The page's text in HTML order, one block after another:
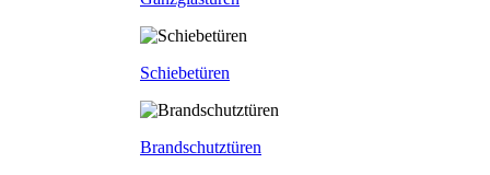
Schiebetüren
Brandschutztüren